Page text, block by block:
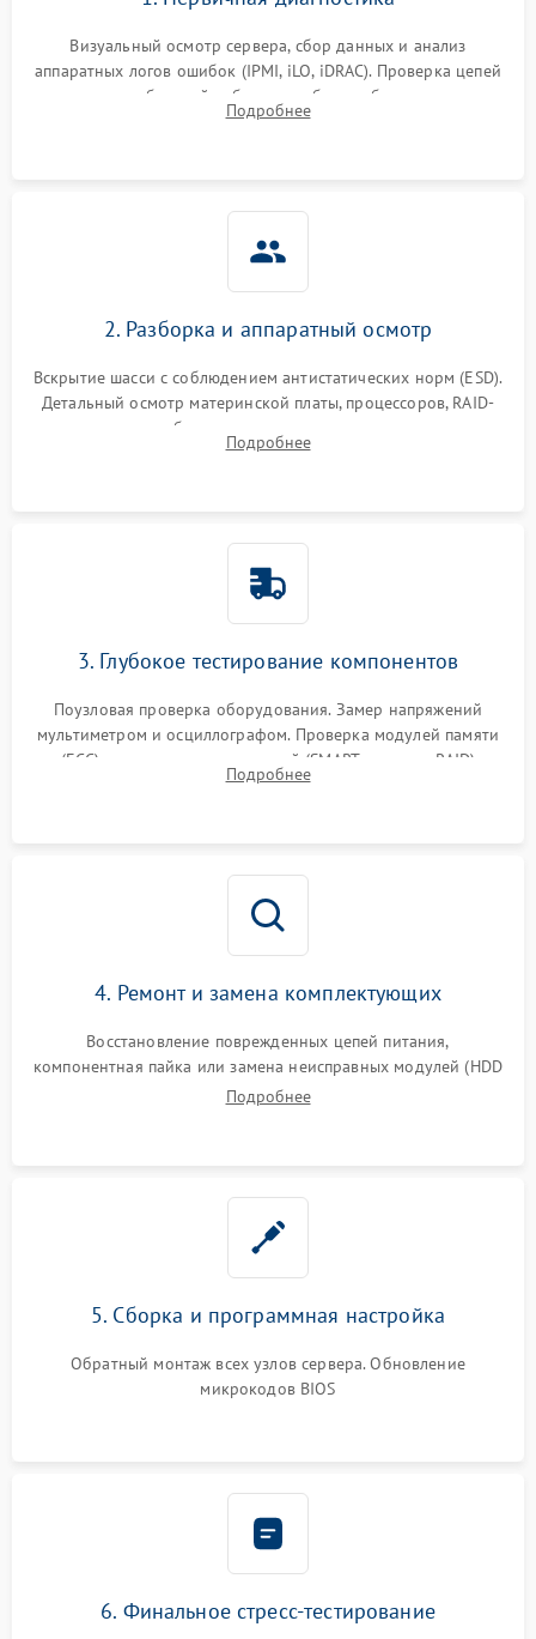
Визуальный осмотр сервера, сбор данных и анализ
аппаратных логов ошибок (IPMI, iLO, iDRAC). Проверка цепей
питания и базовой работоспособности без вскрытия
корпуса для быстрой локализации сбоя.
Подробнее
2. Разборка и аппаратный осмотр
Вскрытие шасси с соблюдением антистатических норм (ESD).
Детальный осмотр материнской платы, процессоров, RAID-
контроллеров и блоков питания на наличие термических
повреждений, прогаров или окислений.
Подробнее
3. Глубокое тестирование компонентов
Поузловая проверка оборудования. Замер напряжений
мультиметром и осциллографом. Проверка модулей памяти
(ECC) и состояния накопителей (SMART, массивы RAID)
специализированными диагностическими утилитами.
Подробнее
4. Ремонт и замена комплектующих
Восстановление поврежденных цепей питания,
компонентная пайка или замена неисправных модулей (HDD
Подробнее
5. Сборка и программная настройка
Обратный монтаж всех узлов сервера. Обновление
микрокодов BIOS
6. Финальное стресс-тестирование